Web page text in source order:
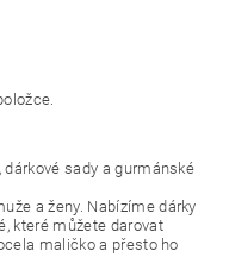
sady a gurmánské
a ženy. Nabízíme dárky
které můžete darovat
maličko a přesto ho